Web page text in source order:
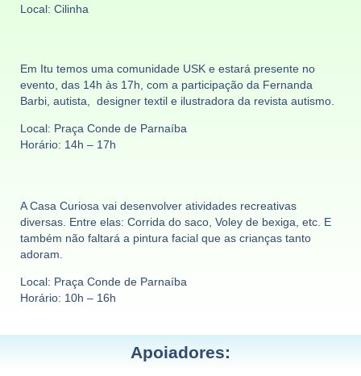
Local: Cilinha
Em Itu temos uma comunidade USK e estará presente no
evento, das 14h às 17h, com a participação da Fernanda
Barbi , autista, designer textil e ilustradora da revista autismo.
Local: Praça Conde de Parnaíba
Horário: 14h – 17h
A Casa Curiosa vai desenvolver atividades recreativas
diversas. Entre elas: Corrida do saco, Voley de bexiga, etc. E
também não faltará a pintura facial que as crianças tanto
adoram.
Local: Praça Conde de Parnaíba
Horário: 10h – 16h
Apoiadores: